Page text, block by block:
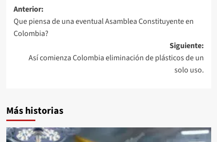
Navegación
de
entradas
Anterior:
Que piensa de una eventual Asamblea Constituyente en
Colombia?
Siguiente:
Así comienza Colombia eliminación de plásticos de un
solo uso.
Más historias